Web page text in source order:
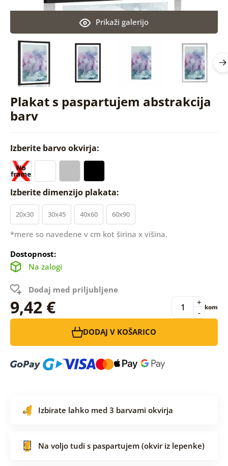
Plakat s paspartujem abstrakcija
barv
Prikaži galerijo
Izberite barvo okvirja:
Izberite dimenzijo plakata:
20x30 30x45 40x60 60x90
*mere so navedene v cm kot širina x višina.
Dostopnost:
Na zalogi
Dodaj med priljubljene
9,42 € -
+ kom
DODAJ V KOŠARICO
Izbirate lahko med 3 barvami okvirja
Na voljo tudi s paspartujem (okvir iz lepenke)